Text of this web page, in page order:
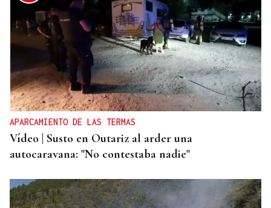
APARCAMIENTO DE LAS TERMAS
Vídeo | Susto en Outariz al arder una
autocaravana: "No contestaba nadie"